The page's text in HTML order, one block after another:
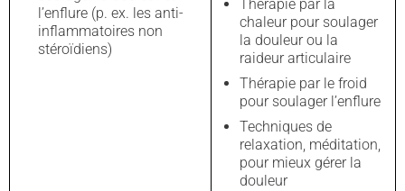
l’enflure (p. ex. les anti-
inflammatoires non
stéroïdiens)
Thérapie par la
chaleur pour soulager
la douleur ou la
raideur articulaire
Thérapie par le froid
pour soulager l’enflure
Techniques de
relaxation, méditation,
pour mieux gérer la
douleur